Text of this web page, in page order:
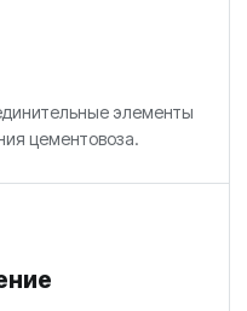
элементы
цементовоза.